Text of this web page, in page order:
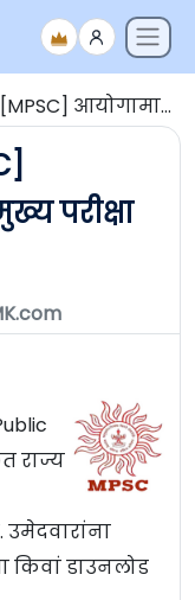
सेवा मुख्य परीक्षा पात्र उमेदवारांची यादी
परीक्षा
राज्य
उमेदवारांना
किवां डाउनलोड